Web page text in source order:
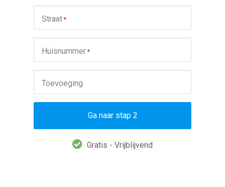
Straat*
Huisnummer*
Toevoeging
Ga naar stap 2
Gratis - Vrijblijvend